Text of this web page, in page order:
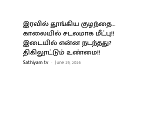
இரவில் தூங்கிய குழந்தை…
காலையில் சடலமாக மீட்பு!!
இடையில் என்ன நடந்தது?
திகிலூட்டும் உண்மை!!
Sathiyam tv - June 29, 2026